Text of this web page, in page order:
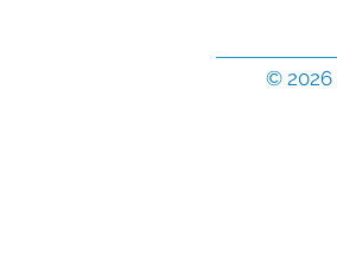
© 2026